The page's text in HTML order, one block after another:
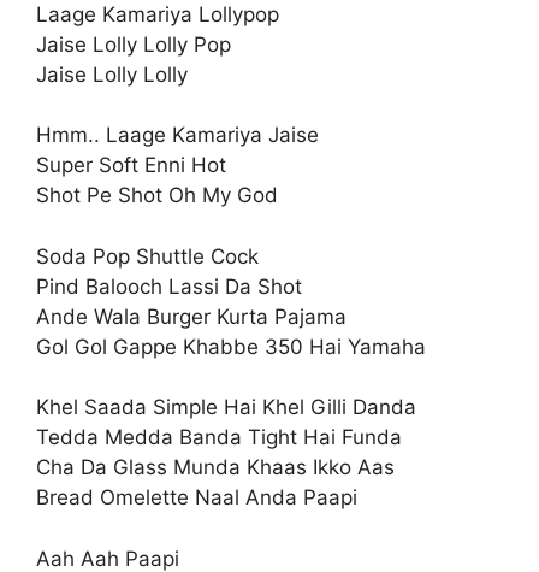
Laage Kamariya Lollypop
Jaise Lolly Lolly Pop
Jaise Lolly Lolly
Hmm.. Laage Kamariya Jaise
Super Soft Enni Hot
Shot Pe Shot Oh My God
Soda Pop Shuttle Cock
Pind Balooch Lassi Da Shot
Ande Wala Burger Kurta Pajama
Gol Gol Gappe Khabbe 350 Hai Yamaha
Khel Saada Simple Hai Khel Gilli Danda
Tedda Medda Banda Tight Hai Funda
Cha Da Glass Munda Khaas Ikko Aas
Bread Omelette Naal Anda Paapi
Aah Aah Paapi